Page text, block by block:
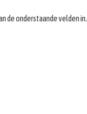
de onderstaande velden in.